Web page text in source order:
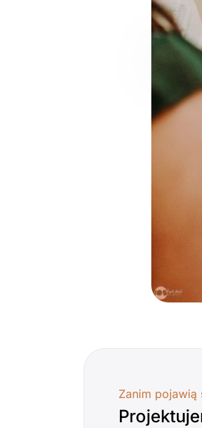
Zanim pojawią